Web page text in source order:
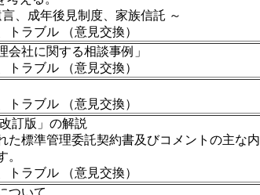
制度、家族信託 ～
トラブル （意見交換）
会社に関する相談事例」
トラブル （意見交換）
トラブル （意見交換）
訂版」の解説
準管理委託契約書及びコメントの主な内
。
トラブル （意見交換）
ついて